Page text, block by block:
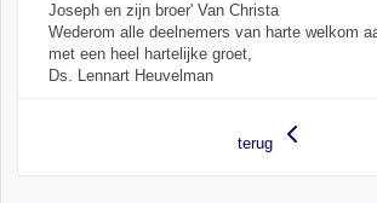
Joseph en zijn broer' Van Christa
Wederom alle deelnemers van harte welkom
met een heel hartelijke groet,
Ds. Lennart Heuvelman
terug